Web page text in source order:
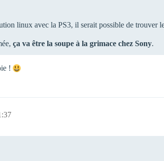
linux avec la PS3, il serait possible de trouver
ça va être la soupe à la grimace chez Sony.
!